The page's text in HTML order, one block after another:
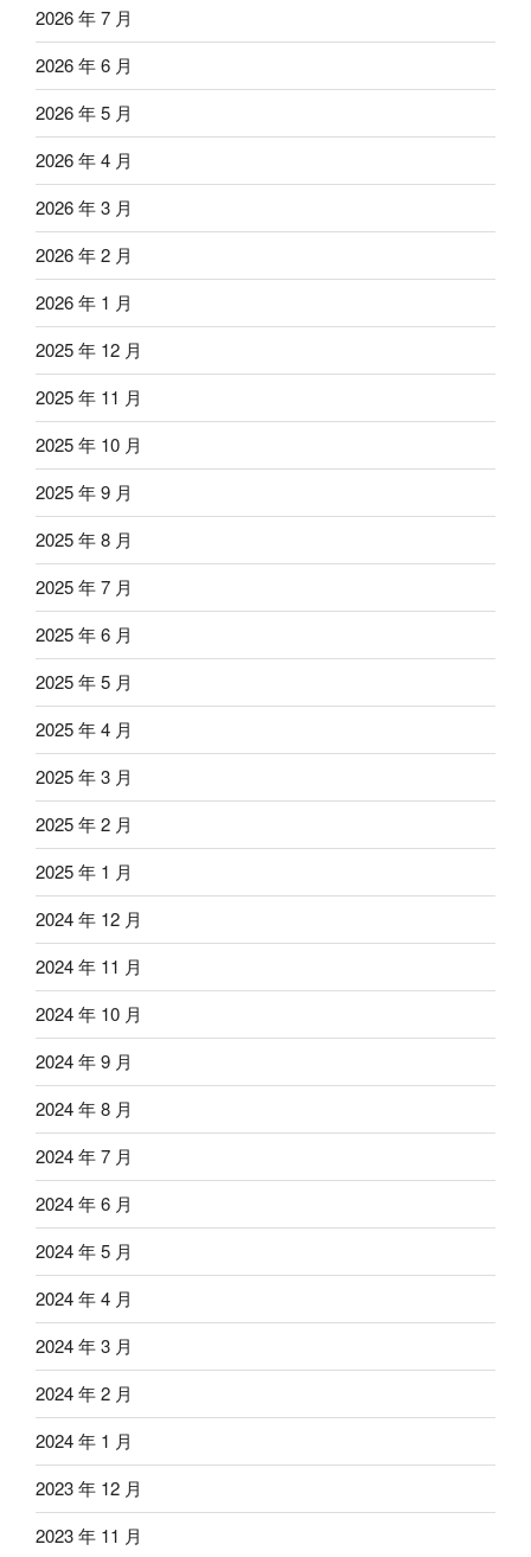
2026 年 7 月
2026 年 6 月
2026 年 5 月
2026 年 4 月
2026 年 3 月
2026 年 2 月
2026 年 1 月
2025 年 12 月
2025 年 11 月
2025 年 10 月
2025 年 9 月
2025 年 8 月
2025 年 7 月
2025 年 6 月
2025 年 5 月
2025 年 4 月
2025 年 3 月
2025 年 2 月
2025 年 1 月
2024 年 12 月
2024 年 11 月
2024 年 10 月
2024 年 9 月
2024 年 8 月
2024 年 7 月
2024 年 6 月
2024 年 5 月
2024 年 4 月
2024 年 3 月
2024 年 2 月
2024 年 1 月
2023 年 12 月
2023 年 11 月